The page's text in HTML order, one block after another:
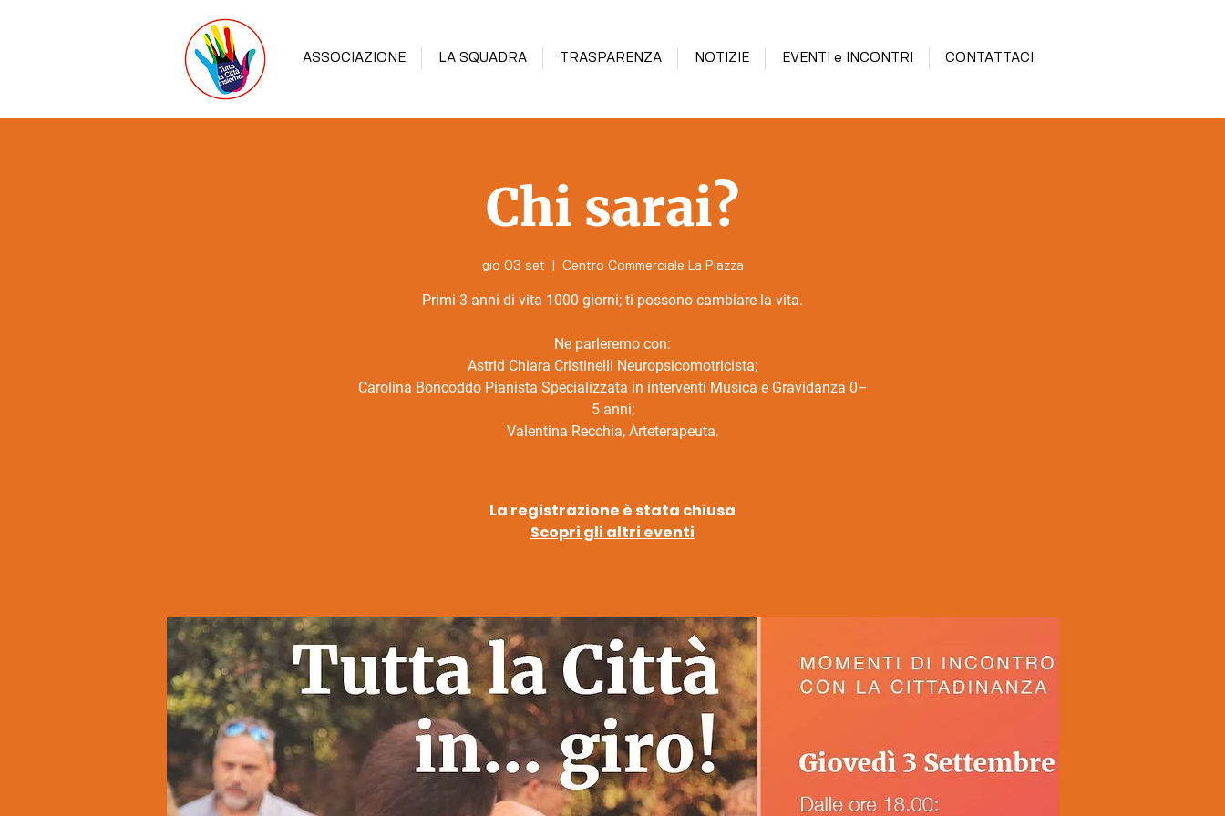
ASSOCIAZIONE LA SQUADRA TRASPARENZA NOTIZIE EVENTI e INCONTRI CONTATTACI
Chi sarai?
gio 03 set Centro Commerciale La Piazza
Primi 3 anni di vita 1000 giorni; ti possono cambiare la vita.
Ne parleremo con:
Astrid Chiara Cristinelli Neuropsicomotricista;
Carolina Boncoddo Pianista Specializzata in interventi Musica e Gravidanza 0–
5 anni;
Valentina Recchia, Arteterapeuta.
La registrazione è stata chiusa
Scopri gli altri eventi